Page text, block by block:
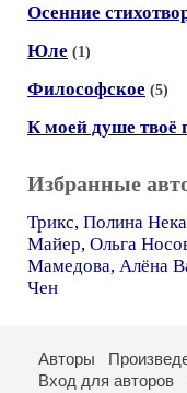
Осенние
Юле (1)
Философское (5)
К моей душе твоё
Избранные
Трикс, Полина
Майер, Ольга
Мамедова, Алёна
Чен
Авторы
Вход для авторов